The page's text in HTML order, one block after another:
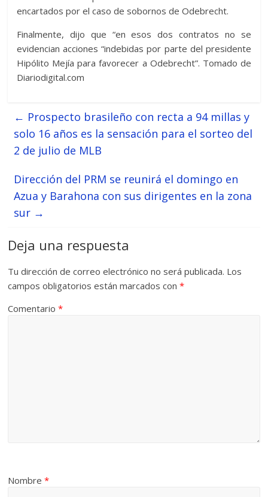
encartados por el caso de sobornos de Odebrecht.
Finalmente, dijo que “en esos dos contratos no se
evidencian acciones “indebidas por parte del presidente
Hipólito Mejía para favorecer a Odebrecht”. Tomado de
Diariodigital.com
← Prospecto brasileño con recta a 94 millas y
solo 16 años es la sensación para el sorteo del
2 de julio de MLB
Dirección del PRM se reunirá el domingo en
Azua y Barahona con sus dirigentes en la zona
sur →
Deja una respuesta
Tu dirección de correo electrónico no será publicada. Los
campos obligatorios están marcados con*
Comentario*
Nombre*